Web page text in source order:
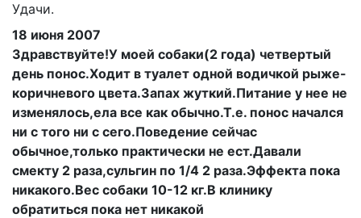
Удачи.
18 июня 2007
Здравствуйте!У моей собаки(2 года) четвертый
день понос.Ходит в туалет одной водичкой рыже-
коричневого цвета.Запах жуткий.Питание у нее не
изменялось,ела все как обычно.Т.е. понос начался
ни с того ни с сего.Поведение сейчас
обычное,только практически не ест.Давали
смекту 2 раза,сульгин по 1/4 2 раза.Эффекта пока
никакого.Вес собаки 10-12 кг.В клинику
обратиться пока нет никакой